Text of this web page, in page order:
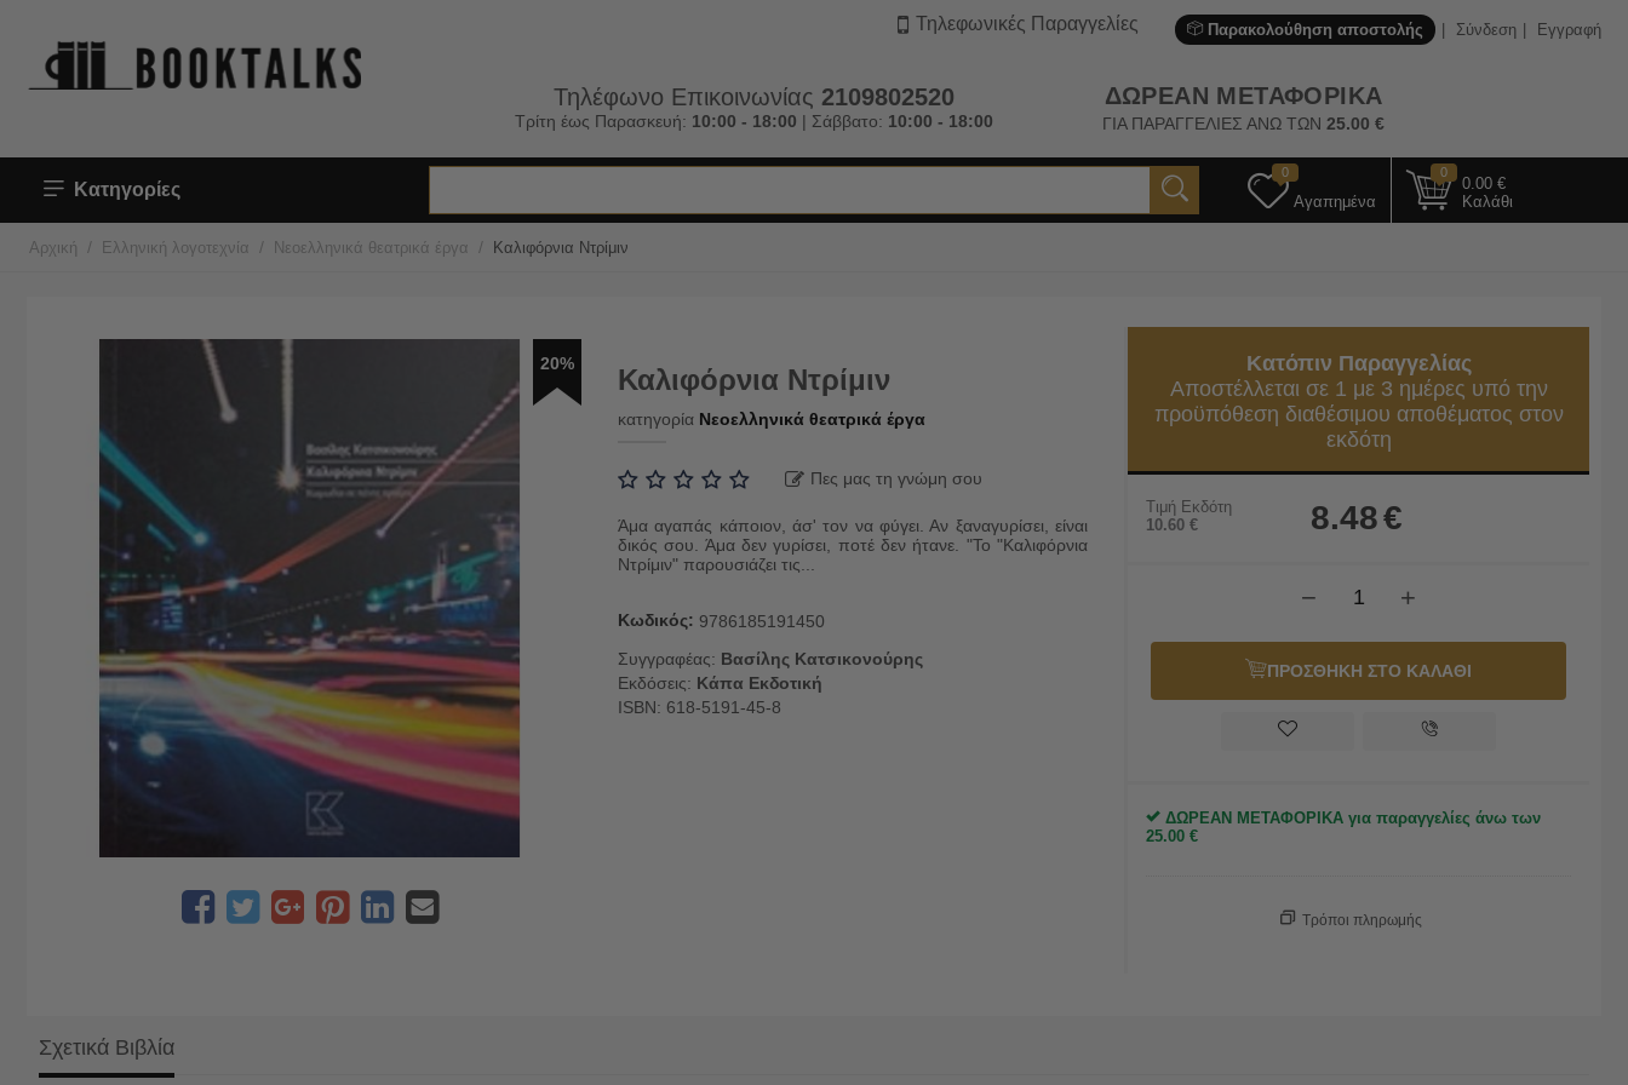
Παρακολούθηση αποστολής Σύνδεση Εγγραφή
Τηλεφωνικές Παραγγελίες
Τηλέφωνο Επικοινωνίας 2109802520
Τρίτη έως Παρασκευή: 10:00 - 18:00 | Σάββατο: 10:00 - 18:00
ΔΩΡΕΑΝ ΜΕΤΑΦΟΡΙΚΑ
ΓΙΑ ΠΑΡΑΓΓΕΛΙΕΣ ΑΝΩ ΤΩΝ25.00 €
Κατηγορίες
0
Αγαπημένα
0
0.00 €
Καλάθι
Αρχική / Ελληνική λογοτεχνία / Νεοελληνικά θεατρικά έργα / Καλιφόρνια Ντρίμιν
20% Καλιφόρνια Ντρίμιν
κατηγορία Νεοελληνικά θεατρικά έργα
Πες μας τη γνώμη σου
Άμα αγαπάς κάποιον, άσ' τον να φύγει. Αν ξαναγυρίσει, είναι
δικός σου. Άμα δεν γυρίσει, ποτέ δεν ήτανε. "Το "Καλιφόρνια
Ντρίμιν" παρουσιάζει τις...
Κωδικός: 9786185191450
Συγγραφέας: Βασίλης Κατσικονούρης
Εκδόσεις: Κάπα Εκδοτική
ISBN: 618-5191-45-8
Κατόπιν Παραγγελίας
Αποστέλλεται σε 1 με 3 ημέρες υπό την
προϋπόθεση διαθέσιμου αποθέματος στον
εκδότη
Τιμή Εκδότη
10.60 € 8.48€
+
−
ΠΡΟΣΘΗΚΗ ΣΤΟ ΚΑΛΑΘΙ
ΔΩΡΕΑΝ ΜΕΤΑΦΟΡΙΚΑ για παραγγελίες άνω των
25.00 €
Τρόποι πληρωμής
Σχετικά Βιβλία